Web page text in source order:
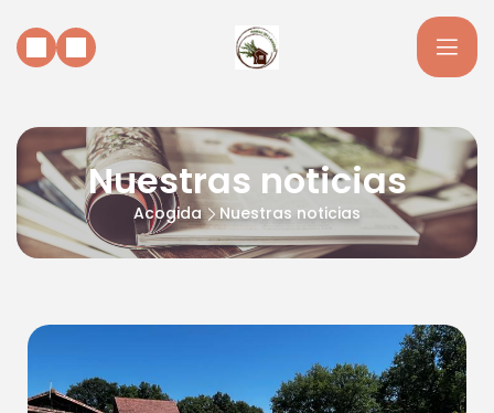
Nuestras noticias
Acogida Nuestras noticias